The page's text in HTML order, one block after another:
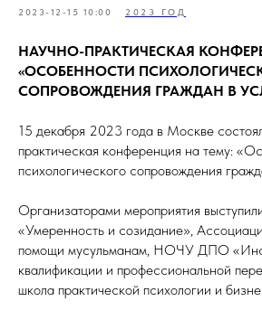
2023-12-15 10:00 2023 ГОД
НАУЧНО-ПРАКТИЧЕСКАЯ
«ОСОБЕННОСТИ
СОПРОВОЖДЕНИЯ ГРАЖДАН В
15 декабря 2023 года в Москве
практическая конференция на тему:
психологического сопровождения
Организаторами мероприятия
«Умеренность и созидание»,
помощи мусульманам, НОЧУ ДПО
квалификации и профессиональной
школа практической психологии и